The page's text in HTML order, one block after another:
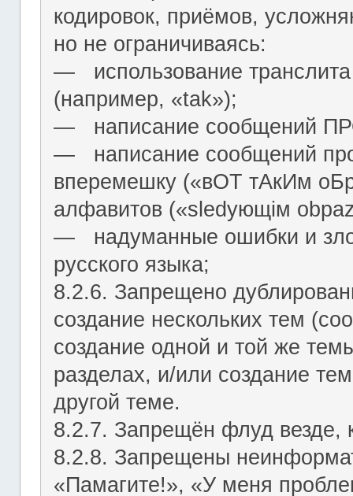
кодировок, приёмов,
но не ограничиваясь:
― использование
(например, «tak»);
― написание сообщений
― написание сообщений
вперемешку («вОТ тАкИм
алфавитов («slеdующiм
― надуманные ошибки и
русского языка;
8.2.6. Запрещено
создание нескольких тем
создание одной и той же
разделах, и/или создание
другой теме.
8.2.7. Запрещён флуд везде,
8.2.8. Запрещены
«Памагите!», «У меня